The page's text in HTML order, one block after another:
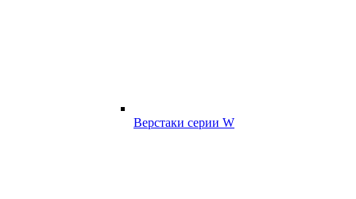
Верстаки серии W